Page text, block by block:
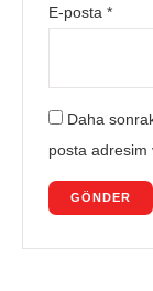
E-posta*
Daha
posta adresim